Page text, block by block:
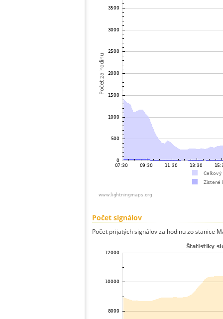
Počet signálov
Počet prijatých signálov za hodinu zo stanice